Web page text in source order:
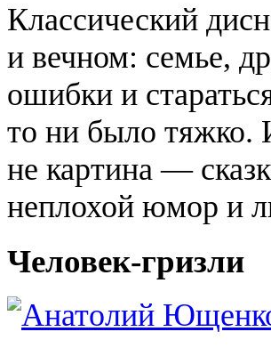
Классический
и вечном: семье,
ошибки и
то ни было тяжко.
не картина —
неплохой юмор и
Человек-гризли